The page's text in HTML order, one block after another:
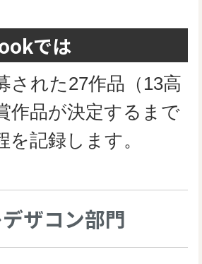
では
された27作品（13高
作品が決定するまで
を記録します。
ザコン部門